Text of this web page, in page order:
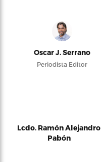
Oscar J. Serrano
Periodista Editor
Lcdo. Ramón Alejandro
Pabón